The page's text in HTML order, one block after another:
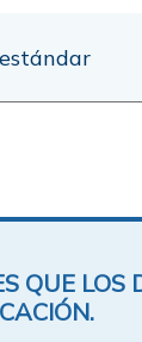
QUE